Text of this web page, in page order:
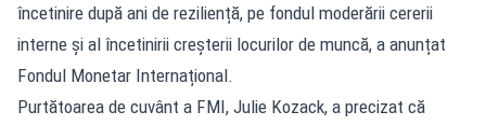
încetinire după ani de reziliență, pe fondul moderării cererii
interne și al încetinirii creșterii locurilor de muncă, a anunțat
Fondul Monetar Internațional.
Purtătoarea de cuvânt a FMI, Julie Kozack, a precizat că